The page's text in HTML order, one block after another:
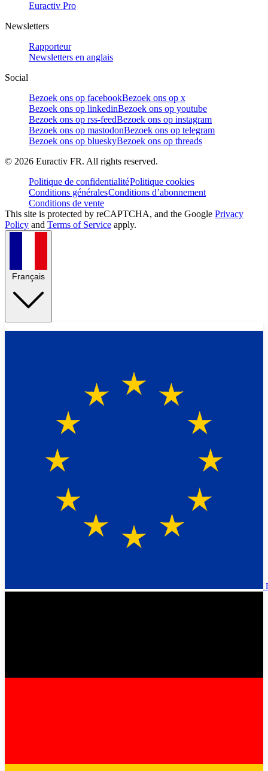
Euractiv Pro
Newsletters
Rapporteur
Newsletters en anglais
Social
Bezoek ons op facebookBezoek ons op x
Bezoek ons op linkedinBezoek ons op youtube
Bezoek ons op rss-feedBezoek ons op instagram
Bezoek ons op mastodonBezoek ons op telegram
Bezoek ons op blueskyBezoek ons op threads
© 2026 Euractiv FR. All rights reserved.
Politique de confidentialitéPolitique cookies
Conditions généralesConditions d’abonnement
Conditions de vente
This site is protected by reCAPTCHA, and the Google Privacy
Policy and Terms of Service apply.
Français